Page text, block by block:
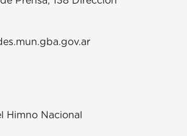
Himno Nacional